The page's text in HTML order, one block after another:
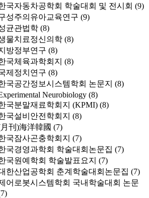
국자동차공학회 학술대회 및 전시회 (9)
성주의유아교육연구 (9)
균관법학 (8)
물치료정신의학 (8)
방정부연구 (8)
국체육과학회지 (8)
제정치연구 (8)
국공간정보시스템학회 논문지 (8)
Neurobiology (8)
국분말재료학회지 (KPMI) (8)
국설비안전학회지 (8)
刊)海洋韓國 (7)
국잠사곤충학회지 (7)
국경영과학회 학술대회논문집 (7)
국원예학회 학술발표요지 (7)
한산업공학회 춘계학술대회논문집 (7)
어로봇시스템학회 국내학술대회 논문